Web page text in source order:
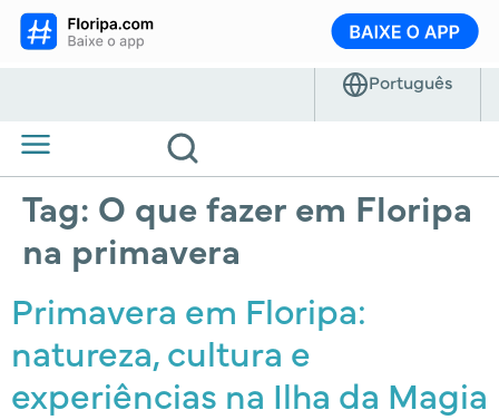
Tag: O que fazer em Floripa
na primavera
Primavera em Floripa:
natureza, cultura e
experiências na Ilha da Magia